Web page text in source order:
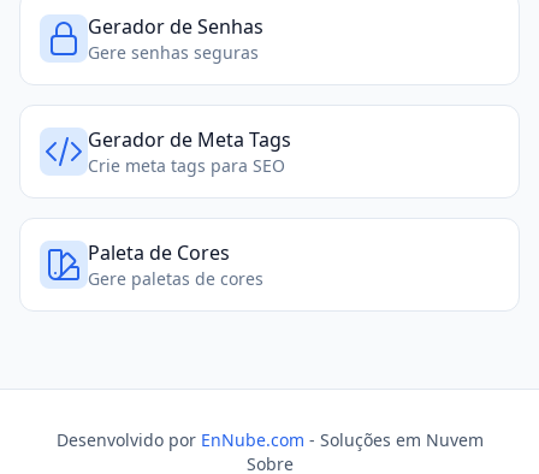
Gerador de Senhas
Gere senhas seguras
Gerador de Meta Tags
Crie meta tags para SEO
Paleta de Cores
Gere paletas de cores
Desenvolvido por EnNube.com - Soluções em Nuvem
Sobre